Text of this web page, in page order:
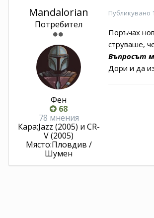
Mandalorian
Потребител
Фен
68
78 мнения
Кара:Jazz (2005) и CR-
V (2005)
Място:Пловдив /
Шумен
Публикувано
Поръчах нов
струваше,
Въпросът
Дори и да